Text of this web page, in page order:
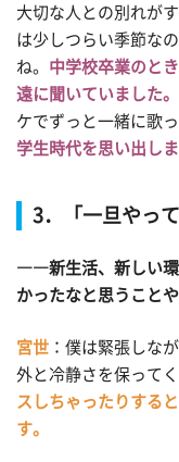
大切な人との別れが
は少しつらい季節な
ね。 中学校卒業のと
遠に聞いていました。
ケでずっと一緒に歌
学生時代を思い出しま
3．「一旦やっ
――新生活、新しい環
かったなと思うこと
宮世 ：僕は緊張しな
外と冷静さを保ってく
スしちゃったりする
す。